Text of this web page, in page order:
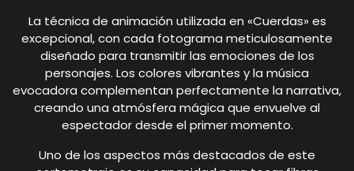
La técnica de animación utilizada en «Cuerdas» es
excepcional, con cada fotograma meticulosamente
diseñado para transmitir las emociones de los
personajes. Los colores vibrantes y la música
evocadora complementan perfectamente la narrativa,
creando una atmósfera mágica que envuelve al
espectador desde el primer momento.
Uno de los aspectos más destacados de este